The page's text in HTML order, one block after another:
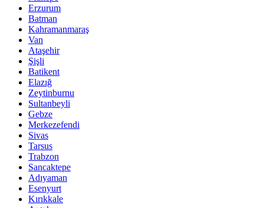
Erzurum
Batman
Kahramanmaraş
Van
Ataşehir
Şişli
Batikent
Elazığ
Zeytinburnu
Sultanbeyli
Gebze
Merkezefendi
Sivas
Tarsus
Trabzon
Sancaktepe
Adıyaman
Esenyurt
Kırıkkale